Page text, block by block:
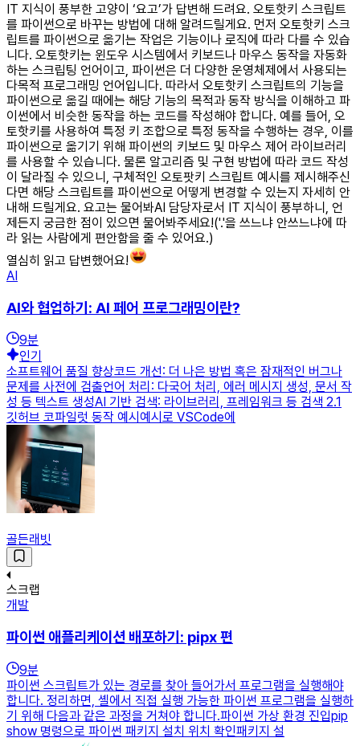
IT 지식이 풍부한 고양이 ‘요고’가 답변해 드려요. 오토핫키 스크립트
를 파이썬으로 바꾸는 방법에 대해 알려드릴게요. 먼저 오토핫키 스크
립트를 파이썬으로 옮기는 작업은 기능이나 로직에 따라 다를 수 있습
니다. 오토핫키는 윈도우 시스템에서 키보드나 마우스 동작을 자동화
하는 스크립팅 언어이고, 파이썬은 더 다양한 운영체제에서 사용되는
다목적 프로그래밍 언어입니다. 따라서 오토핫키 스크립트의 기능을
파이썬으로 옮길 때에는 해당 기능의 목적과 동작 방식을 이해하고 파
이썬에서 비슷한 동작을 하는 코드를 작성해야 합니다. 예를 들어, 오
토핫키를 사용하여 특정 키 조합으로 특정 동작을 수행하는 경우, 이를
파이썬으로 옮기기 위해 파이썬의 키보드 및 마우스 제어 라이브러리
를 사용할 수 있습니다. 물론 알고리즘 및 구현 방법에 따라 코드 작성
이 달라질 수 있으니, 구체적인 오토팟키 스크립트 예시를 제시해주신
다면 해당 스크립트를 파이썬으로 어떻게 변경할 수 있는지 자세히 안
내해 드릴게요. 요고는 물어봐AI 담당자로서 IT 지식이 풍부하니, 언
제든지 궁금한 점이 있으면 물어봐주세요!('.'을 쓰느냐 안쓰느냐에 따
라 읽는 사람에게 편안함을 줄 수 있어요.)
열심히 읽고 답변했어요!
AI
AI와 협업하기: AI 페어 프로그래밍이란?
9분
인기
소프트웨어 품질 향상코드 개선: 더 나은 방법 혹은 잠재적인 버그나
문제를 사전에 검출언어 처리: 다국어 처리, 에러 메시지 생성, 문서 작
성 등 텍스트 생성AI 기반 검색: 라이브러리, 프레임워크 등 검색 2.1
깃허브 코파일럿 동작 예시예시로 VSCode에
골든래빗
스크랩
개발
파이썬 애플리케이션 배포하기: pipx 편
9분
파이썬 스크립트가 있는 경로를 찾아 들어가서 프로그램을 실행해야
합니다. 정리하면, 셸에서 직접 실행 가능한 파이썬 프로그램을 실행하
기 위해 다음과 같은 과정을 거쳐야 합니다.파이썬 가상 환경 진입pip
show 명령으로 파이썬 패키지 설치 위치 확인패키지 설